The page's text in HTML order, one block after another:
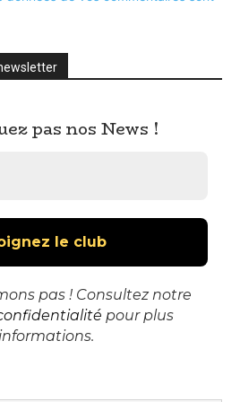
pas nos News !
pas ! Consultez notre
pour plus